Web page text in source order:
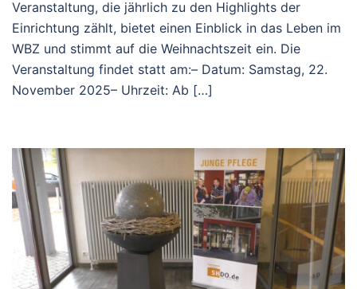
Veranstaltung, die jährlich zu den Highlights der
Einrichtung zählt, bietet einen Einblick in das Leben im
WBZ und stimmt auf die Weihnachtszeit ein. Die
Veranstaltung findet statt am:– Datum: Samstag, 22.
November 2025– Uhrzeit: Ab […]